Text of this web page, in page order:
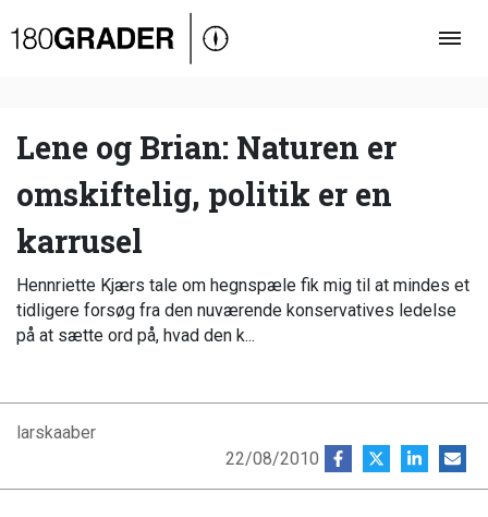
Oversigt
Debat
Video
Podcast
Lene og Brian: Naturen er
omskiftelig, politik er en
karrusel
Hennriette Kjærs tale om hegnspæle fik mig til at mindes et
tidligere forsøg fra den nuværende konservatives ledelse
på at sætte ord på, hvad den k...
larskaaber
22/08/2010